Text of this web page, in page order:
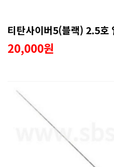
티탄사이버5(블랙) 2.5호
20,000원